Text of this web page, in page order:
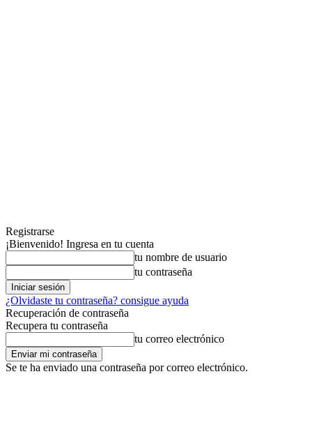
Registrarse
¡Bienvenido! Ingresa en tu cuenta
tu nombre de usuario
tu contraseña
¿Olvidaste tu contraseña? consigue ayuda
Recuperación de contraseña
Recupera tu contraseña
tu correo electrónico
Se te ha enviado una contraseña por correo electrónico.